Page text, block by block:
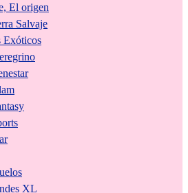
El origen
Salvaje
Exóticos
XL